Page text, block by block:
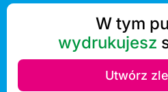
W tym
wydrukujesz
Utwórz